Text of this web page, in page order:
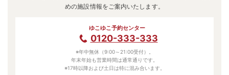
めの施設情報をご案内いたします。
ゆこゆこ予約センター
0120-333-333
※年中無休（9:00～21:00受付）。
年末年始も営業時間は通常通りです。
※17時以降および土日は特に混み合います。